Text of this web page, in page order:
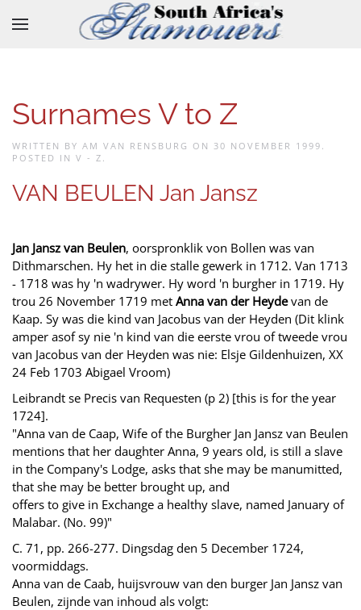
Skip to main content
Surnames V to Z
WRITTEN BY AM VAN RENSBURG ON 30 NOVEMBER 1999 .
POSTED IN V - Z .
VAN BEULEN Jan Jansz
Jan Jansz van Beulen, oorspronklik von Bollen was van
Dithmarschen. Hy het in die stalle gewerk in 1712. Van 1713
- 1718 was hy 'n wadrywer. Hy word 'n burgher in 1719. Hy
trou 26 November 1719 met Anna van der Heydevan de
Kaap. Sy was die kind van Jacobus van der Heyden (Dit klink
amper asof sy nie 'n kind van die eerste vrou of tweede vrou
van Jacobus van der Heyden was nie: Elsje Gildenhuizen, XX
24 Feb 1703 Abigael Vroom)
Leibrandt se Precis van Requesten (p 2) [this is for the year
1724].
"Anna van de Caap, Wife of the Burgher Jan Jansz van Beulen
mentions that her daughter Anna, 9 years old, is still a slave
in the Company's Lodge, asks that she may be manumitted,
that she may be better brought up, and
offers to give in Exchange a healthy slave, named January of
Malabar. (No. 99)"
C. 71, pp. 266-277. Dingsdag den 5 December 1724,
voormiddags.
Anna van de Caab, huijsvrouw van den burger Jan Jansz van
Beulen, zijnde van inhoud als volgt: